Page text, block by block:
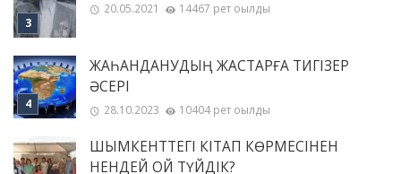
20.05.2021 14467 рет оқылды
ЖАҺАНДАНУДЫҢ ЖАСТАРҒА ТИГІЗЕР
ӘСЕРІ
28.10.2023 10404 рет оқылды
ШЫМКЕНТТЕГІ КІТАП КӨРМЕСІНЕН
НЕНДЕЙ ОЙ ТҮЙДІК?